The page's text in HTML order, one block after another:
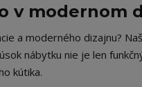
v modernom
a moderného dizajnu?
nábytku nie je len
kútika.